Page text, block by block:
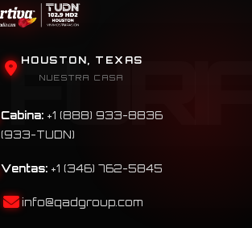
HOUSTON, TEXAS
NUESTRA CASA
Cabina: +1 (888) 933-8836
(933-TUDN)
Ventas: +1 (346) 762-5845
info@qadgroup.com